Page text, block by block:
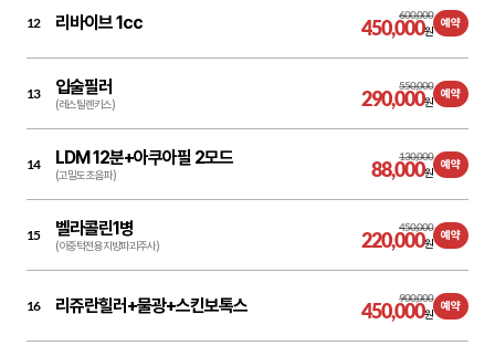
12 리바이브 1cc 600,000
450,000원
예약
13 입술필러
(레스틸렌키스)
550,000
290,000원
예약
14 LDM 12분+아쿠아필 2모드
(고밀도 초음파)
130,000
88,000원
예약
15 벨라콜린1병
(이중턱전용지방파괴주사)
450,000
220,000원
예약
16 리쥬란힐러+물광+스킨보톡스 900,000
450,000원
예약